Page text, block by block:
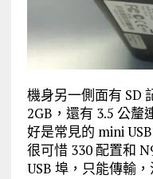
機身另一側面有 SD
2GB，還有 3.5 公釐
好是常見的 mini
很可惜 330 配置和
USB 埠，只能傳輸